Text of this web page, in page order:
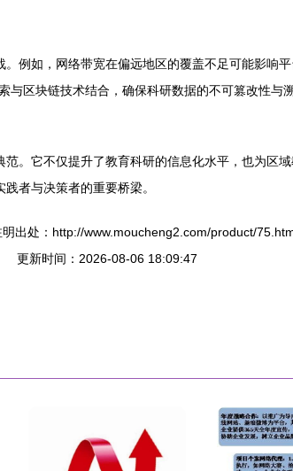
例如，网络带宽在偏远地区的覆盖不足可能影响
区块链技术结合，确保科研数据的不可篡改性
。它不仅提升了教育科研的信息化水平，也为区
者与决策者的重要桥梁。
出处：http://www.moucheng2.com/product/
更新时间：2026-08-06 18:09:47